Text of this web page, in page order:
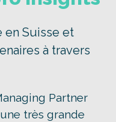
Suisse et
à travers
Partner
très grande